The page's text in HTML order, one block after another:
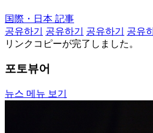
国際・日本 記事
공유하기
공유하기 공유하기 공유
リンクコピーが完了しました。
포토뷰어
뉴스 메뉴 보기